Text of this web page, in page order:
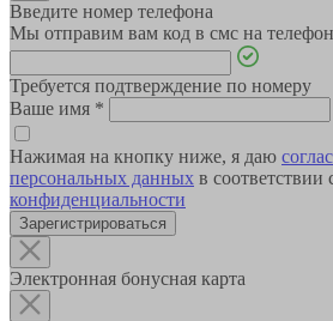
Введите номер телефона
Мы отправим вам код в смс на
Требуется подтверждение по номеру
Ваше имя *
Нажимая на кнопку ниже, я даю
персональных данных в соответствии
конфиденциальности
Зарегистрироваться
Электронная бонусная карта